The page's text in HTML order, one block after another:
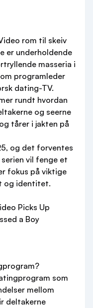
rom til skeiv
er underholdende
masseria i
programleder
dating-TV.
rundt hvordan
og seerne
tårer i jakten på
og det forventes
vil fenge et
fokus på viktige
og identitet.
som
mellom
deltakerne